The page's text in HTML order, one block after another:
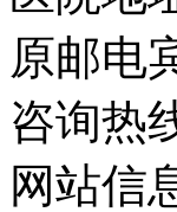
原邮电
咨询热
网站信